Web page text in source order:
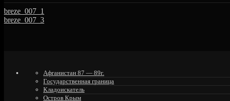
breze_007_1
breze_007_3
Афганистан 87 — 89г.
Государственная граница
Кладоискатель
Остров Крым